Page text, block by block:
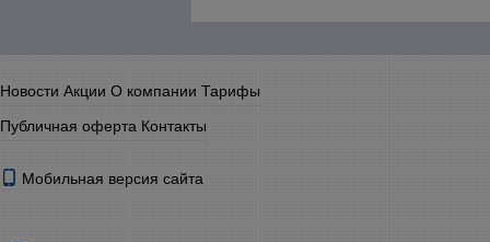
Новости Акции О компании Тарифы
Публичная оферта Контакты
Мобильная версия сайта